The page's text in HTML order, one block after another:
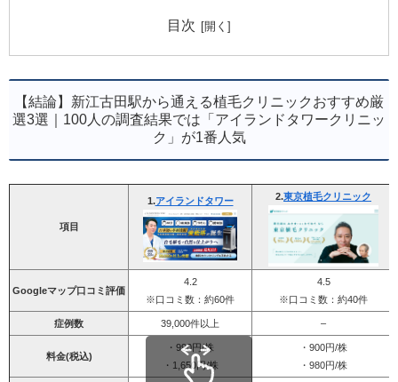
目次
【結論】新江古田駅から通える植毛クリニックおすすめ厳
選3選｜100人の調査結果では「アイランドタワークリニッ
ク」が1番人気
項目
1.アイランドタワー 2.東京植毛クリニック
Googleマップ口コミ評価
4.2
※口コミ数：約60件
4.5
※口コミ数：約40件
症例数 39,000件以上 –
料金(税込)
・990円/株
・1,650円/株
・900円/株
・980円/株